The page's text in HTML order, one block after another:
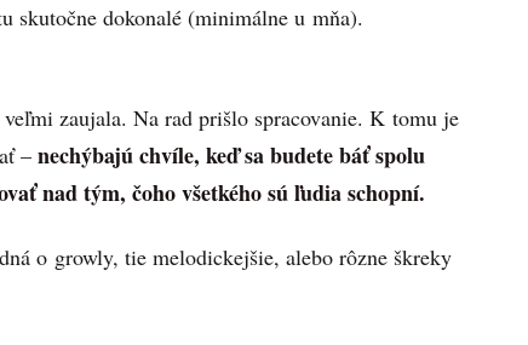
skutočne dokonalé (minimálne u mňa).
zaujala. Na rad prišlo spracovanie. K tomu je
– nechýbajú chvíle, keď sa budete báť spolu
nad tým, čoho všetkého sú ľudia schopní.
o growly, tie melodickejšie, alebo rôzne škreky